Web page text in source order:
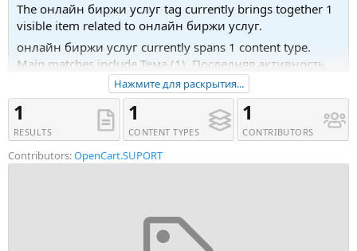
The онлайн биржи услуг tag currently brings together 1
visible item related to онлайн биржи услуг.
онлайн биржи услуг currently spans 1 content type.
Main matches include Тема (1). Последняя активность
была 24.10.17 в 04:51.
Recent tagged content includes Тема 'Готовый сайт
&amp;quot;Онлайн Биржи Услуг&amp;quot;
(Freelance)'.
Нажмите для раскрытия...
1
RESULTS
1
CONTENT TYPES
1
CONTRIBUTORS
Contributors:OpenCart.SUPORT